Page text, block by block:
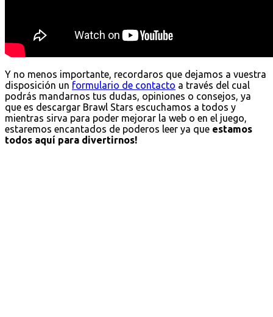
Y no menos importante, recordaros que dejamos a vuestra
disposición un formulario de contacto a través del cual
podrás mandarnos tus dudas, opiniones o consejos, ya
que es descargar Brawl Stars escuchamos a todos y
mientras sirva para poder mejorar la web o en el juego,
estaremos encantados de poderos leer ya que estamos
todos aquí para divertirnos!